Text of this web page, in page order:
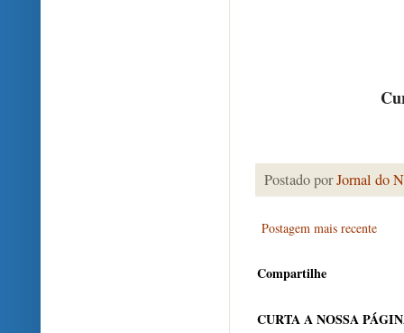
Postado porJornal do
Postagem mais recente
Compartilhe
CURTA A NOSSA